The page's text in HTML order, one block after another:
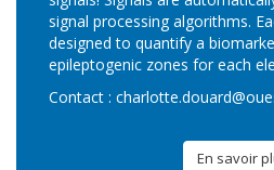
signal processing algorithms.
designed to quantify a
epileptogenic zones for each
Contact :
En savoir